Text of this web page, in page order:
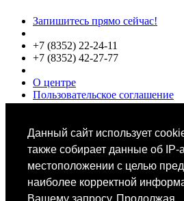
Данный сайт использует
также собирает данные об IP-
местоположении с целью
наиболее корректной
Вашему запросу. Продолжая
Запишитесь прямо сейчас!
+7 (8352) 22-24-11
+7 (8352) 42-27-77
О центре
Пользовательское соглашение
Политики конфиденциальности
Специалисты
Выбор звезд